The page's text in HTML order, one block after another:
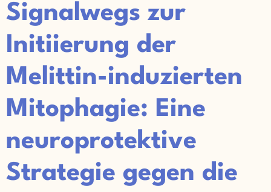
Signalwegs zur
Initiierung der
Melittin-induzierten
Mitophagie: Eine
neuroprotektive
Strategie gegen die